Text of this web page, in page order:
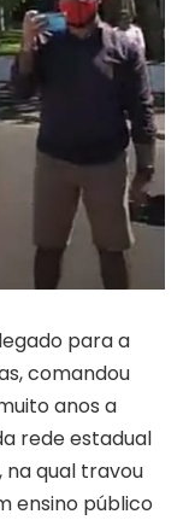
para a
comandou
anos a
rede estadual
na qual travou
ensino público